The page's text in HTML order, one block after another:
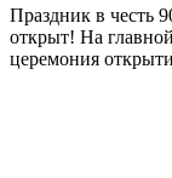
Праздник в честь 90-летия Госавтоинспекции официально
открыт! На
церемония